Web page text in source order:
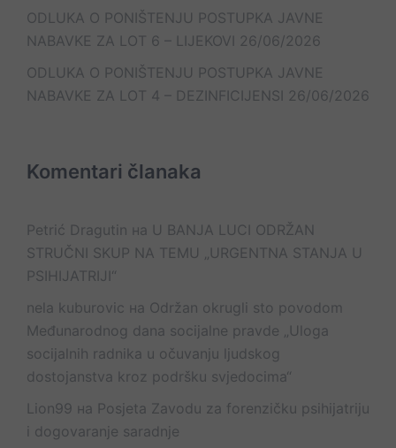
ODLUKA O PONIŠTENJU POSTUPKA JAVNE
NABAVKE ZA LOT 6 – LIJEKOVI 26/06/2026
ODLUKA O PONIŠTENJU POSTUPKA JAVNE
NABAVKE ZA LOT 4 – DEZINFICIJENSI 26/06/2026
Komentari članaka
Petrić Dragutin на U BANJA LUCI ODRŽAN
STRUČNI SKUP NA TEMU „URGENTNA STANJA U
PSIHIJATRIJI“
nela kuburovic на Održan okrugli sto povodom
Međunarodnog dana socijalne pravde „Uloga
socijalnih radnika u očuvanju ljudskog
dostojanstva kroz podršku svjedocima“
Lion99 на Posjeta Zavodu za forenzičku psihijatriju
i dogovaranje saradnje